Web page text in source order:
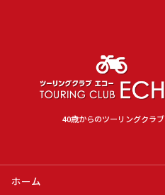
40歳からのツーリングクラブ
ホーム